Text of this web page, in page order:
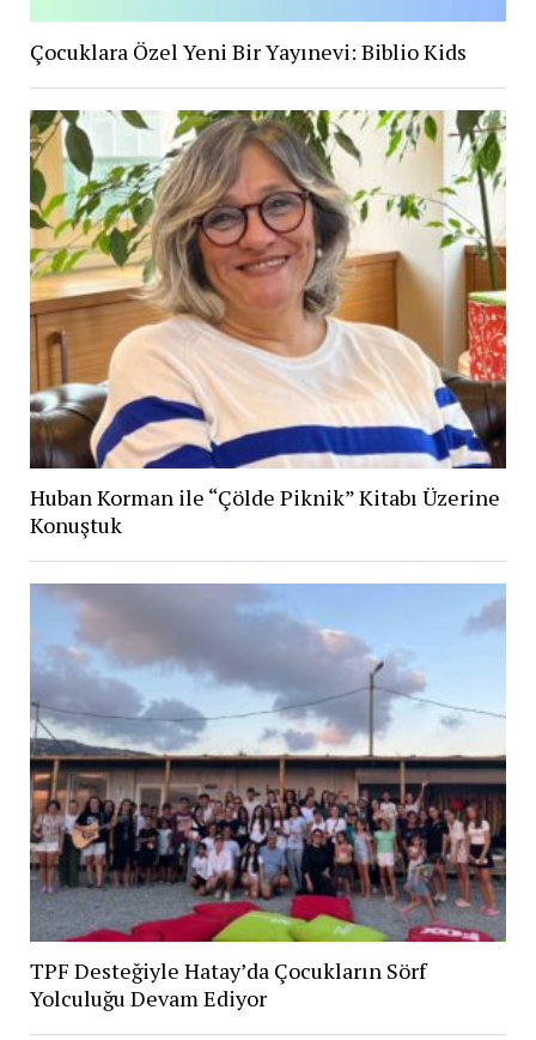
Çocuklara Özel Yeni Bir Yayınevi: Biblio Kids
Huban Korman ile “Çölde Piknik” Kitabı Üzerine
Konuştuk
TPF Desteğiyle Hatay’da Çocukların Sörf
Yolculuğu Devam Ediyor